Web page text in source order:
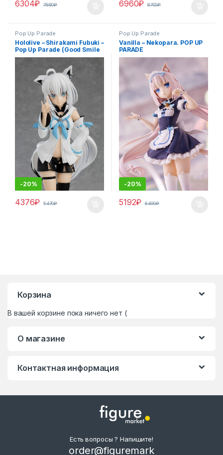
6304₽ 7880₽ 6960₽ 8700₽
Pop Up Parade
Hololive – Shirakami Fubuki –
Pop Up Parade (Good Smile
Company)
-20%
4376₽ 5470₽
Pop Up Parade
Vanilla – Nekopara. POP UP
PARADE
-20%
5192₽ 6490₽
Корзина
В вашей корзине пока ничего нет (
О магазине
Контактная информация
Есть вопросы ? Напишите!
order@figuremark